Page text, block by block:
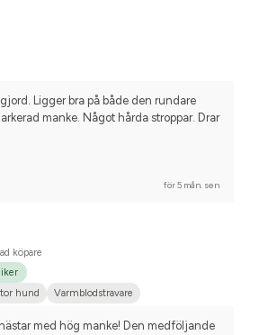
Ligger bra på både den rundare
manke. Något hårda stroppar. Drar
för 5 mån. sen
köpare
hund
Varmblodstravare
med hög manke! Den medföljande